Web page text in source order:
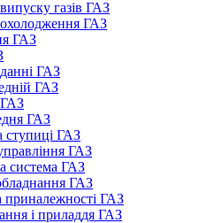
газів ГАЗ
ГАЗ
ГАЗ
ГАЗ
ГАЗ
ГАЗ
ГАЗ
ступиці ГАЗ
ГАЗ
система ГАЗ
ГАЗ
приналежності ГАЗ
і приладдя ГАЗ